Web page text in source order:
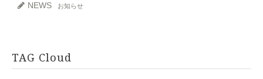
NEWS お知らせ
TAG Cloud